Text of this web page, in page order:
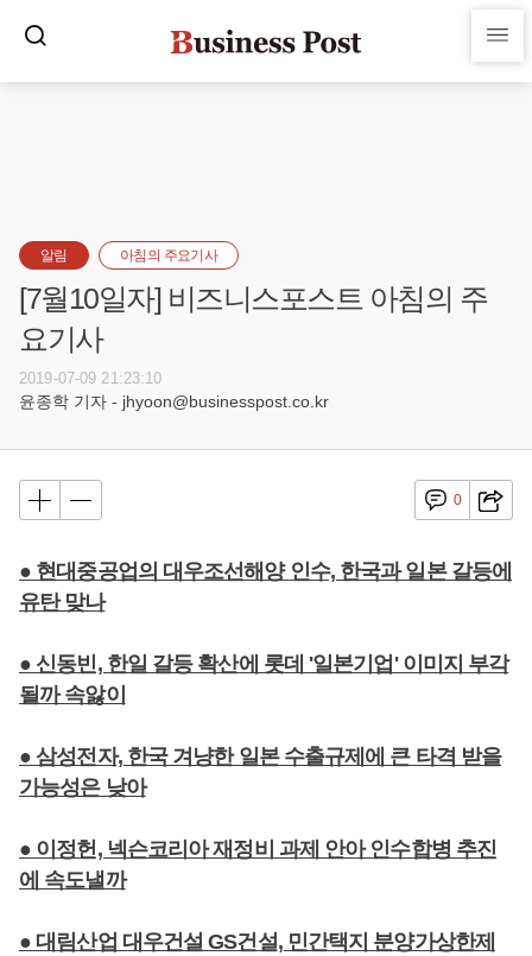
알림 아침의 주요기사
[7월10일자] 비즈니스포스트 아침의 주
요기사
2019-07-09 21:23:10
윤종학 기자 - jhyoon@businesspost.co.kr
0
● 현대중공업의 대우조선해양 인수, 한국과 일본 갈등에
유탄 맞나
● 신동빈, 한일 갈등 확산에 롯데 '일본기업' 이미지 부각
될까 속앓이
● 삼성전자, 한국 겨냥한 일본 수출규제에 큰 타격 받을
가능성은 낮아
● 이정헌, 넥슨코리아 재정비 과제 안아 인수합병 추진
에 속도낼까
● 대림산업 대우건설 GS건설, 민간택지 분양가상한제